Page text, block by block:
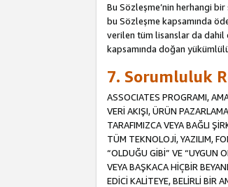
Bu Sözleşme’nin herhangi
bu Sözleşme kapsamında
verilen tüm lisanslar da dahil
kapsamında doğan
7. Sorumluluk
ASSOCIATES PROGRAMI,
VERİ AKIŞI, ÜRÜN
TARAFIMIZCA VEYA BAĞLI
TÜM TEKNOLOJİ, YAZILIM,
“OLDUĞU GİBİ” VE “UYGUN
VEYA BAŞKACA HİÇBİR
EDİCİ KALİTEYE, BELİRLİ BİR